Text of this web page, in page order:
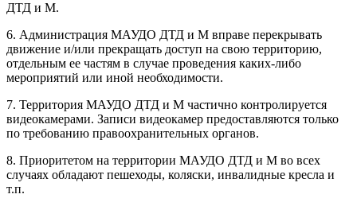
ДТД и М.
6. Администрация МАУДО ДТД и М вправе перекрывать
движение и/или прекращать доступ на свою территорию,
отдельным ее частям в случае проведения каких-либо
мероприятий или иной необходимости.
7. Территория МАУДО ДТД и М частично контролируется
видеокамерами. Записи видеокамер предоставляются только
по требованию правоохранительных органов.
8. Приоритетом на территории МАУДО ДТД и М во всех
случаях обладают пешеходы, коляски, инвалидные кресла и
т.п.